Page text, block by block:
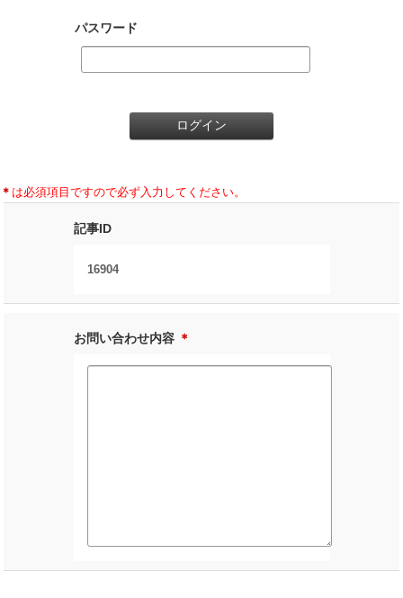
パスワード
＊ は必須項目ですので必ず入力してください。
記事ID
16904
お問い合わせ内容 ＊